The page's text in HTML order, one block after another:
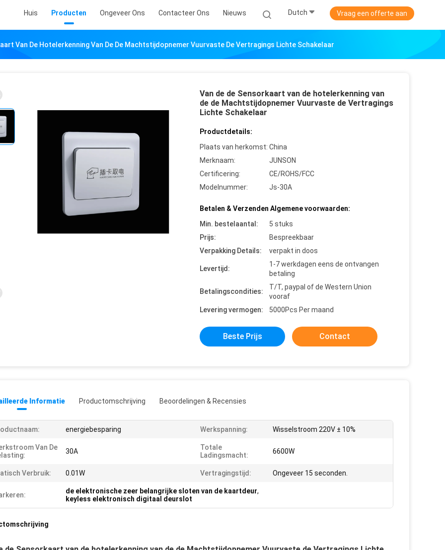
Huis Producten Ongeveer Ons Contacteer Ons Nieuws Dutch Vraag een offerte aan
Van De Hotelerkenning Van De De Machtstijdopnemer Vuurvaste De Vertragings Lichte Schakelaar
Van de de Sensorkaart van de hotelerkenning van
de de Machtstijdopnemer Vuurvaste de Vertragings
Lichte Schakelaar
Productdetails:
Plaats van herkomst: China
Merknaam:
JUNSON
Certificering:
CE/ROHS/FCC
Modelnummer:
Js-30A
Betalen & Verzenden Algemene voorwaarden:
Min. bestelaantal:
5 stuks
Prijs:
Bespreekbaar
Verpakking Details:
verpakt in doos
Levertijd:
1-7 werkdagen eens de ontvangen
betaling
Betalingscondities:
T/T, paypal of de Western Union
vooraf
Levering vermogen:
5000Pcs Per maand
Beste Prijs Contact
Informatie Productomschrijving Beoordelingen & Recensies
energiebesparing Werkspanning: Wisselstroom 220V ± 10%
Van De
30A
Totale
Ladingsmacht:
6600W
Verbruik: 0.01W Vertragingstijd: Ongeveer 15 seconden.
de elektronische zeer belangrijke sloten van de kaartdeur,
keyless elektronisch digitaal deurslot